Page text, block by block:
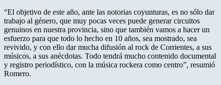
“El objetivo de este año, ante las notorias coyunturas, es no sólo dar
trabajo al género, que muy pocas veces puede generar circuitos
genuinos en nuestra provincia, sino que también vamos a hacer un
esfuerzo para que todo lo hecho en 10 años, sea mostrado, sea
revivido, y con ello dar mucha difusión al rock de Corrientes, a sus
músicos, a sus anécdotas. Todo tendrá mucho contenido documental
y registro periodístico, con la música rockera como centro”, resumió
Romero.